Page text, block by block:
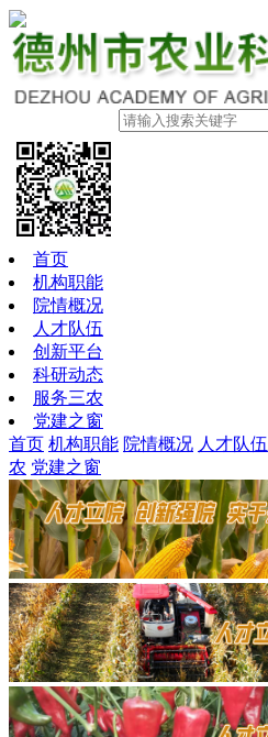
首页
机构职能
院情概况
人才队伍
创新平台
科研动态
服务三农
党建之窗
首页 机构职能 院情概况 人才队伍
农 党建之窗